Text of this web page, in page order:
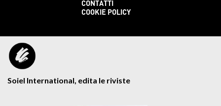
CONTATTI
COOKIE POLICY
Soiel International, edita le riviste